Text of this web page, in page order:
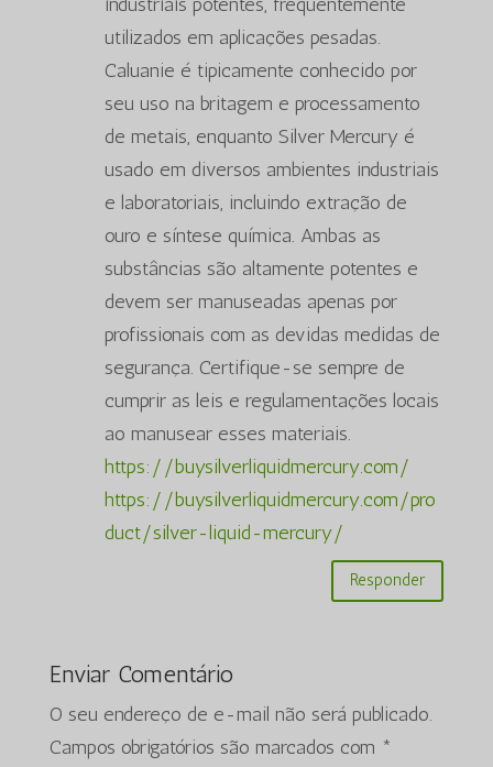
utilizados em aplicações pesadas.
Caluanie é tipicamente conhecido por
seu uso na britagem e processamento
de metais, enquanto Silver Mercury é
usado em diversos ambientes industriais
e laboratoriais, incluindo extração de
ouro e síntese química. Ambas as
substâncias são altamente potentes e
devem ser manuseadas apenas por
profissionais com as devidas medidas de
segurança. Certifique-se sempre de
cumprir as leis e regulamentações locais
ao manusear esses materiais.
https://buysilverliquidmercury.com/
https://buysilverliquidmercury.com/pro
duct/silver-liquid-mercury/
Responder
Enviar Comentário
O seu endereço de e-mail não será publicado.
Campos obrigatórios são marcados com *